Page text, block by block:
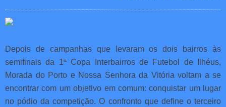
Depois de campanhas que levaram os dois bairros às
semifinais da 1ª Copa Interbairros de Futebol de Ilhéus,
Morada do Porto e Nossa Senhora da Vitória voltam a se
encontrar com um objetivo em comum: conquistar um lugar
no pódio da competição. O confronto que define o terceiro